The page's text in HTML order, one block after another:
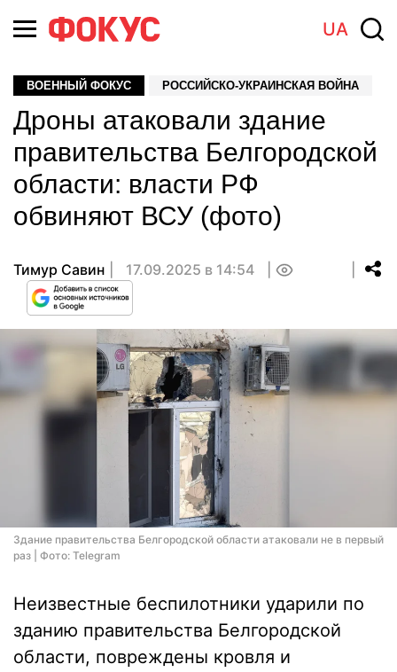
UA
ВОЕННЫЙ ФОКУС РОССИЙСКО-УКРАИНСКАЯ ВОЙНА
Дроны атаковали здание
правительства Белгородской
области: власти РФ
обвиняют ВСУ (фото)
Тимур Савин 17.09.2025 в 14:54
Здание правительства Белгородской области атаковали не в первый
раз | Фото: Telegram
Неизвестные беспилотники ударили по
зданию правительства Белгородской
области, повреждены кровля и